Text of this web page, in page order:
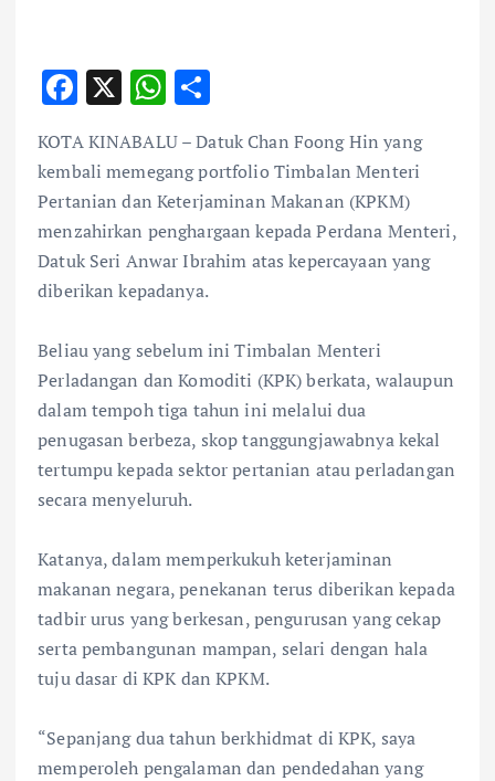
F
e
b
o
o
k
X W
at
s
A
p
p
ar
e
KOTA KINABALU – Datuk Chan Foong Hin yang
kembali memegang portfolio Timbalan Menteri
Pertanian dan Keterjaminan Makanan (KPKM)
menzahirkan penghargaan kepada Perdana Menteri,
Datuk Seri Anwar Ibrahim atas kepercayaan yang
diberikan kepadanya.
Beliau yang sebelum ini Timbalan Menteri
Perladangan dan Komoditi (KPK) berkata, walaupun
dalam tempoh tiga tahun ini melalui dua
penugasan berbeza, skop tanggungjawabnya kekal
tertumpu kepada sektor pertanian atau perladangan
secara menyeluruh.
Katanya, dalam memperkukuh keterjaminan
makanan negara, penekanan terus diberikan kepada
tadbir urus yang berkesan, pengurusan yang cekap
serta pembangunan mampan, selari dengan hala
tuju dasar di KPK dan KPKM.
“Sepanjang dua tahun berkhidmat di KPK, saya
memperoleh pengalaman dan pendedahan yang